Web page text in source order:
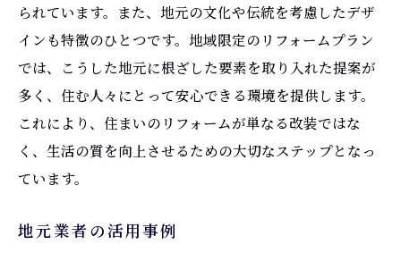
られています。また、地元の文化や伝統を考慮したデザ
インも特徴のひとつです。地域限定のリフォームプラン
では、こうした地元に根ざした要素を取り入れた提案が
多く、住む人々にとって安心できる環境を提供します。
これにより、住まいのリフォームが単なる改装ではな
く、生活の質を向上させるための大切なステップとなっ
ています。
地元業者の活用事例